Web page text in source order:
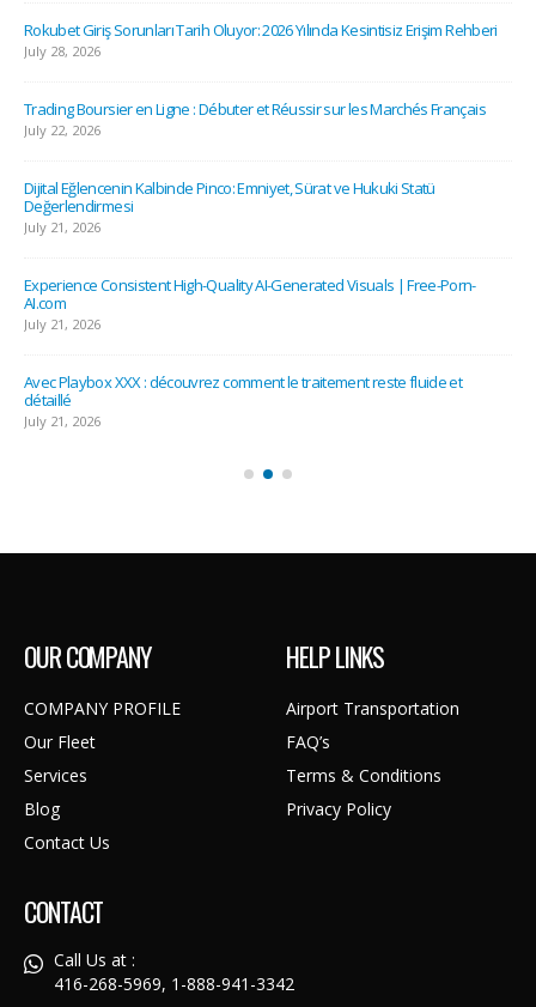
Rokubet Giriş Sorunları Tarih Oluyor: 2026 Yılında Kesintisiz Erişim Rehberi
July 28, 2026
Trading Boursier en Ligne : Débuter et Réussir sur les Marchés Français
July 22, 2026
Dijital Eğlencenin Kalbinde Pinco: Emniyet, Sürat ve Hukuki Statü
Değerlendirmesi
July 21, 2026
Experience Consistent High-Quality AI-Generated Visuals | Free-Porn-
AI.com
July 21, 2026
Avec Playbox XXX : découvrez comment le traitement reste fluide et
détaillé
July 21, 2026
OUR COMPANY
COMPANY PROFILE
Our Fleet
Services
Blog
Contact Us
HELP LINKS
Airport Transportation
FAQ’s
Terms & Conditions
Privacy Policy
CONTACT
Call Us at :
416-268-5969, 1-888-941-3342